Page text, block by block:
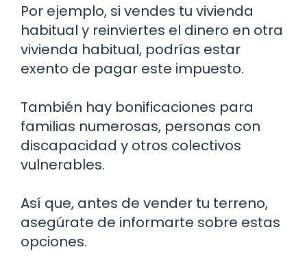
Por ejemplo, si vendes tu vivienda
habitual y reinviertes el dinero en otra
vivienda habitual, podrías estar
exento de pagar este impuesto.
También hay bonificaciones para
familias numerosas, personas con
discapacidad y otros colectivos
vulnerables.
Así que, antes de vender tu terreno,
asegúrate de informarte sobre estas
opciones.